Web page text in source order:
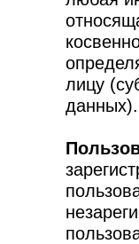
лицу
данных).